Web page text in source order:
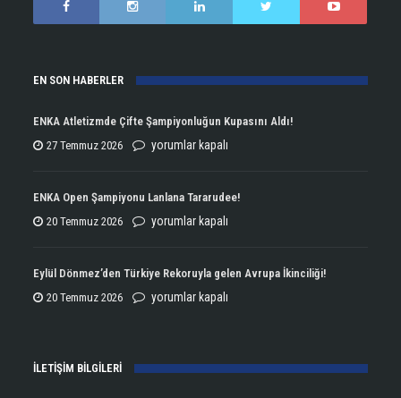
EN SON HABERLER
ENKA Atletizmde Çifte Şampiyonluğun Kupasını Aldı!
27 Temmuz 2026
ENKA
Çifte
Şampiyonluğun
yorumlar kapalı
ENKA Open Şampiyonu Lanlana Tararudee!
20 Temmuz 2026
ENKA
Şampiyonu
Lanlana
yorumlar kapalı
Eylül Dönmez’den Türkiye Rekoruyla gelen Avrupa İkinciliği!
20 Temmuz 2026
Eylül
Rekoruyla
yorumlar kapalı
İLETİŞİM BİLGİLERİ